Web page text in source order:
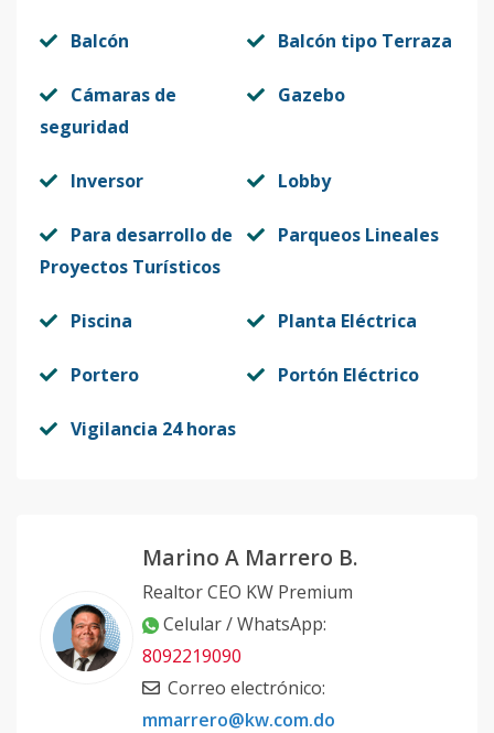
Balcón Balcón tipo Terraza
Cámaras de
seguridad
Gazebo
Inversor Lobby
Para desarrollo de
Proyectos Turísticos
Parqueos Lineales
Piscina Planta Eléctrica
Portero Portón Eléctrico
Vigilancia 24 horas
Marino A Marrero B.
Realtor CEO KW Premium
Celular / WhatsApp:
8092219090
Correo electrónico:
mmarrero@kw.com.do